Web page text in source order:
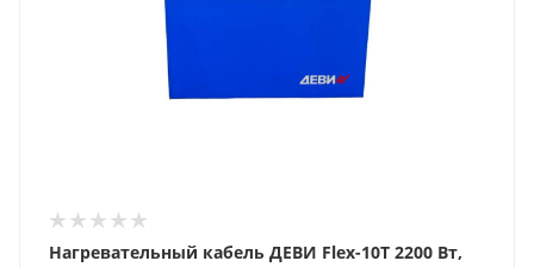
Нагревательный кабель ДЕВИ Flex-10T 2200 Вт,